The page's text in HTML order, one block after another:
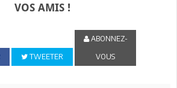
VOS AMIS !
TWEETER
ABONNEZ-
VOUS